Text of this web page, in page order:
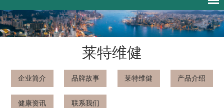
莱特维健
企业简介 品牌故事 莱特维健 产品介绍
健康资讯 联系我们